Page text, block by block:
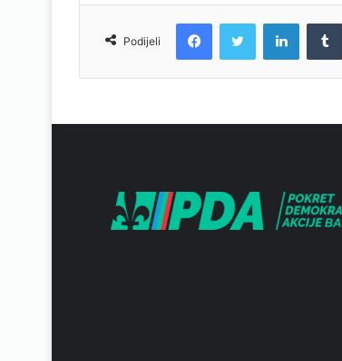
Podijeli